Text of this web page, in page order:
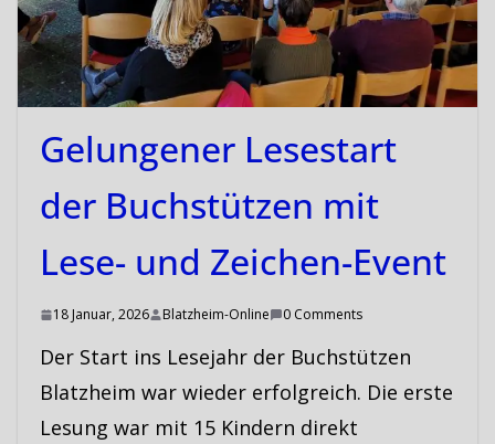
Gelungener Lesestart
der Buchstützen mit
Lese- und Zeichen-Event
18 Januar, 2026 Blatzheim-Online 0 Comments
Der Start ins Lesejahr der Buchstützen
Blatzheim war wieder erfolgreich. Die erste
Lesung war mit 15 Kindern direkt